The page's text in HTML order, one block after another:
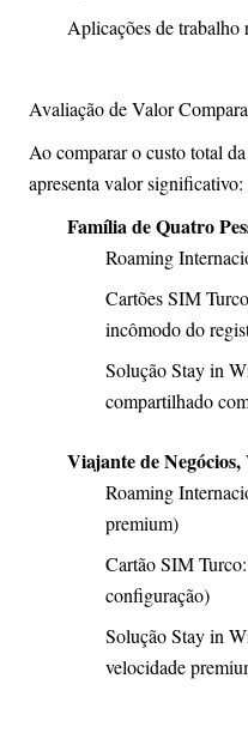
Aplicações de trabalho
Avaliação de Valor
Ao comparar o custo total
apresenta valor significativo:
Família de Quatro
Roaming
Cartões SIM
incômodo do
Solução Stay in
compartilhado
Viajante de
Roaming
premium)
Cartão SIM
configuração)
Solução Stay in
velocidade